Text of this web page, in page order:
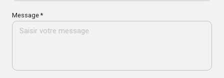
Message *